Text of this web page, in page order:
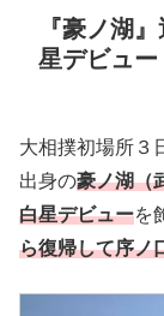
『豪ノ湖
星デビュー
大相撲初場所３
出身の豪ノ湖（
白星デビューを
ら復帰して序ノ